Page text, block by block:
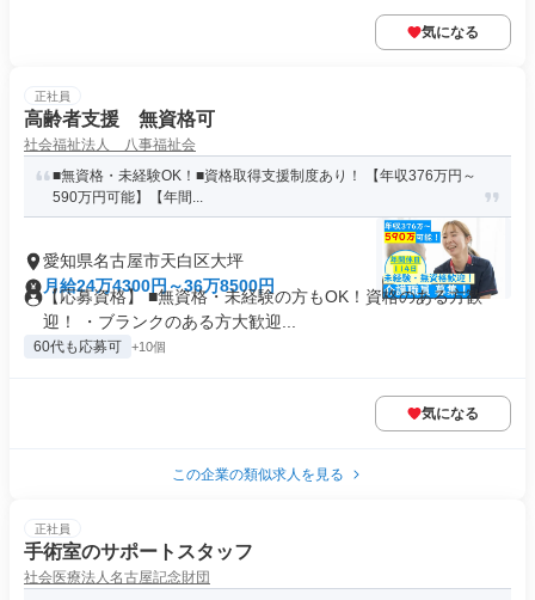
気になる
正社員
高齢者支援 無資格可
社会福祉法人 八事福祉会
■無資格・未経験OK！■資格取得支援制度あり！ 【年収376万円～
590万円可能】【年間...
愛知県名古屋市天白区大坪
月給24万4300円～36万8500円
【応募資格】 ■無資格・未経験の方もOK！資格のある方歓
迎！ ・ブランクのある方大歓迎...
60代も応募可 +10個
気になる
この企業の類似求人を見る
正社員
手術室のサポートスタッフ
社会医療法人名古屋記念財団